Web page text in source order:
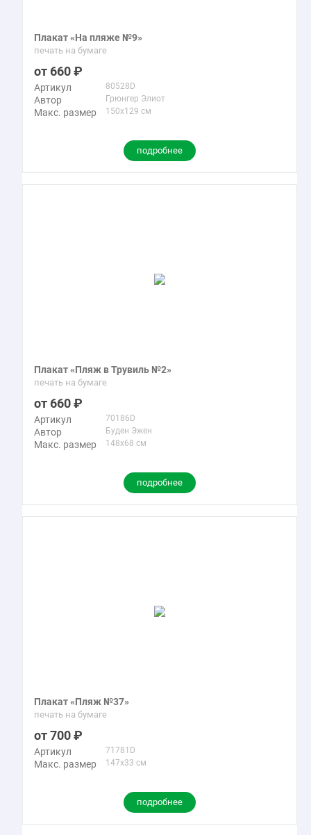
Плакат «На пляже №9»
печать на бумаге
660
Артикул 80528D
Автор Грюнгер Элиот
Макс. размер 150x129 см
подробнее
Плакат «Пляж в Трувиль №2»
печать на бумаге
660
Артикул 70186D
Автор Буден Эжен
Макс. размер 148x68 см
подробнее
Плакат «Пляж №37»
печать на бумаге
700
Артикул 71781D
Макс. размер 147x33 см
подробнее